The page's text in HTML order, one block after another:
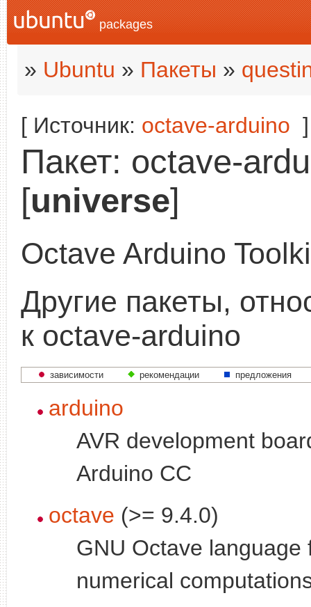
packages
» Ubuntu » Пакеты »
[ Источник: octave-arduino ]
Пакет: octave-
[universe]
Octave Arduino
Другие пакеты,
к octave-arduino
зависимости рекомендации предложения
arduino
AVR development
Arduino CC
octave (>= 9.4.0)
GNU Octave language
numerical